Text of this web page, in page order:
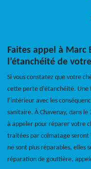
Faites appel à
l’étanchéité de
Si vous constatez que votre
cette perte d’étanchéité. Une
l’intérieur avec les
sanitaire. À Chavenay, dans
à appeler pour réparer votre
traitées par colmatage seront
ne sont plus réparables, elles
réparation de gouttière,